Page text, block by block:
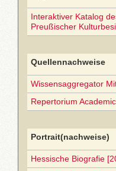
Interaktiver Katalog
Preußischer
Quellennachweise
Wissensaggregator
Repertorium
Portrait(nachweise)
Hessische Biografie